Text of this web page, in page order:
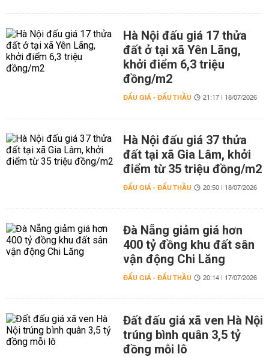
Hà Nội đấu giá 17 thửa
đất ở tại xã Yên Lãng,
khởi điểm 6,3 triệu
đồng/m2
ĐẤU GIÁ - ĐẤU THẦU 21:17 | 18/07/2026
Hà Nội đấu giá 37 thửa
đất tại xã Gia Lâm, khởi
điểm từ 35 triệu đồng/m2
ĐẤU GIÁ - ĐẤU THẦU 20:50 | 18/07/2026
Đà Nẵng giảm giá hơn
400 tỷ đồng khu đất sân
vận động Chi Lăng
ĐẤU GIÁ - ĐẤU THẦU 20:14 | 17/07/2026
Đất đấu giá xã ven Hà Nội
trúng bình quân 3,5 tỷ
đồng mỗi lô